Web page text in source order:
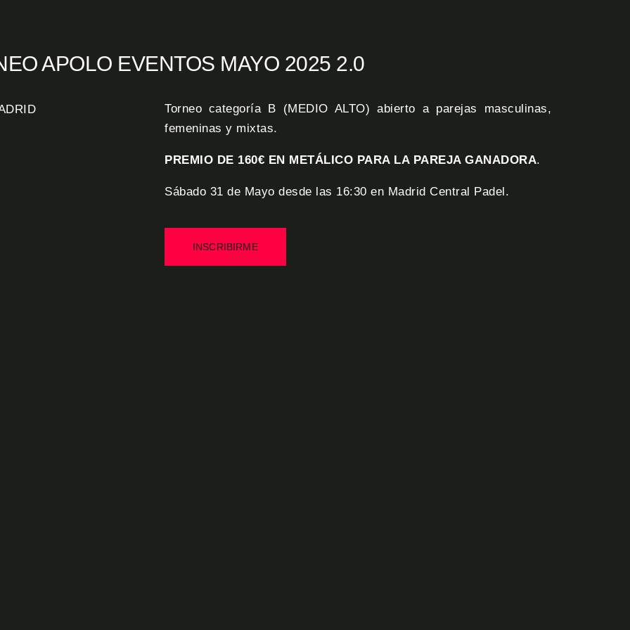
APOLO EVENTOS MAYO 2025 2.0
Torneo categoría B (MEDIO ALTO) abierto a parejas masculinas,
femeninas y mixtas.
PREMIO DE 160€ EN METÁLICO PARA LA PAREJA GANADORA.
Sábado 31 de Mayo desde las 16:30 en Madrid Central Padel.
INSCRIBIRME